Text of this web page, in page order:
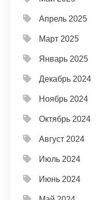
Апрель 2025
Март 2025
Январь 2025
Декабрь 2024
Ноябрь 2024
Октябрь 2024
Август 2024
Июль 2024
Июнь 2024